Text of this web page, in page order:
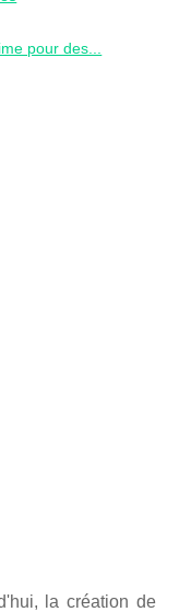
pour des...
la création de